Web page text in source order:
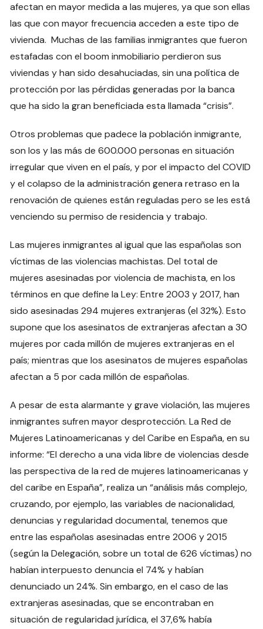
afectan en mayor medida a las mujeres, ya que son ellas
las que con mayor frecuencia acceden a este tipo de
vivienda. Muchas de las familias inmigrantes que fueron
estafadas con el boom inmobiliario perdieron sus
viviendas y han sido desahuciadas, sin una política de
protección por las pérdidas generadas por la banca
que ha sido la gran beneficiada esta llamada “crisis”.
Otros problemas que padece la población inmigrante,
son los y las más de 600.000 personas en situación
irregular que viven en el país, y por el impacto del COVID
y el colapso de la administración genera retraso en la
renovación de quienes están reguladas pero se les está
venciendo su permiso de residencia y trabajo.
Las mujeres inmigrantes al igual que las españolas son
víctimas de las violencias machistas. Del total de
mujeres asesinadas por violencia de machista, en los
términos en que define la Ley: Entre 2003 y 2017, han
sido asesinadas 294 mujeres extranjeras (el 32%). Esto
supone que los asesinatos de extranjeras afectan a 30
mujeres por cada millón de mujeres extranjeras en el
país; mientras que los asesinatos de mujeres españolas
afectan a 5 por cada millón de españolas.
A pesar de esta alarmante y grave violación, las mujeres
inmigrantes sufren mayor desprotección. La Red de
Mujeres Latinoamericanas y del Caribe en España, en su
informe: “El derecho a una vida libre de violencias desde
las perspectiva de la red de mujeres latinoamericanas y
del caribe en España”, realiza un “análisis más complejo,
cruzando, por ejemplo, las variables de nacionalidad,
denuncias y regularidad documental, tenemos que
entre las españolas asesinadas entre 2006 y 2015
(según la Delegación, sobre un total de 626 víctimas) no
habían interpuesto denuncia el 74% y habían
denunciado un 24%. Sin embargo, en el caso de las
extranjeras asesinadas, que se encontraban en
situación de regularidad jurídica, el 37,6% había